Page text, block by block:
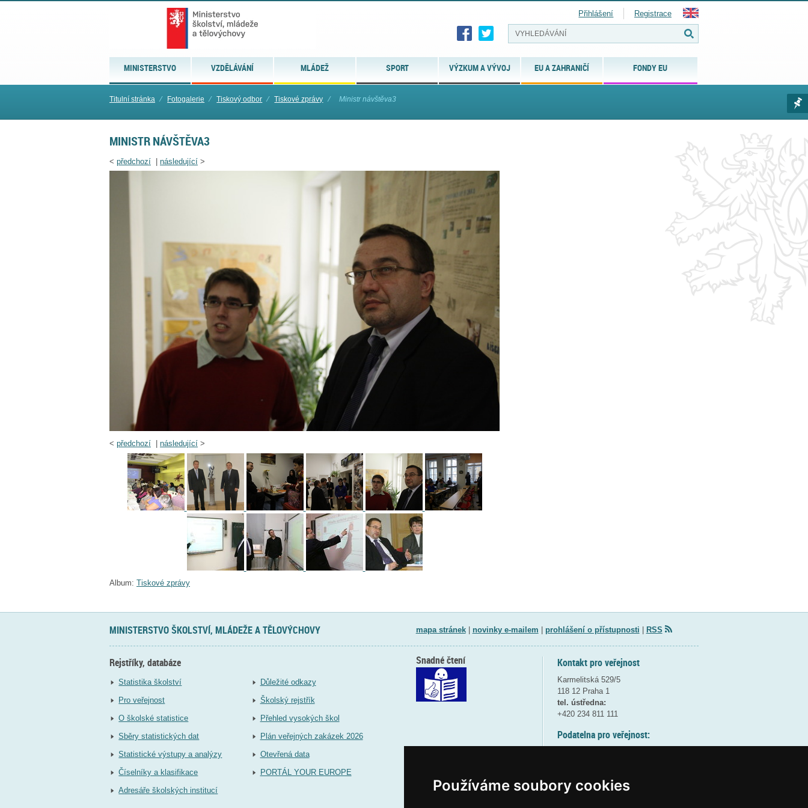
Používáme soubory cookies
MINISTERSTVO VZDĚLÁVÁNÍ MLÁDEŽ SPORT VÝZKUM A VÝVOJ EU A ZAHRANIČÍ FONDY EU
Přihlášení Registrace
Titulní stránka ⁄ Fotogalerie ⁄ Tiskový odbor ⁄ Tiskové zprávy ⁄ Ministr návštěva3
MINISTR NÁVŠTĚVA3
< předchozí následující >
< předchozí následující >
Album: Tiskové zprávy
MINISTERSTVO ŠKOLSTVÍ, MLÁDEŽE A TĚLOVÝCHOVY mapa stránek| novinky e-mailem prohlášení o přístupnosti RSS
Rejstříky, databáze
Statistika školství
Pro veřejnost
O školské statistice
Sběry statistických dat
Statistické výstupy a analýzy
Číselníky a klasifikace
Adresáře školských institucí
Důležité odkazy
Školský rejstřík
Přehled vysokých škol
Plán veřejných zakázek 2026
Otevřená data
PORTÁL YOUR EUROPE
Kontakt pro veřejnost
Karmelitská 529/5
118 12 Praha 1
tel. ústředna:
+420 234 811 111
Podatelna pro veřejnost:
Snadné čtení